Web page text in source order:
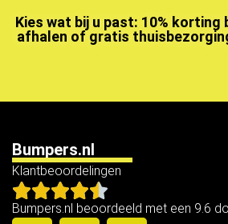
Kies wat bij u past: 10% korting
afhalen of gratis
Bumpers.nl
Klantbeoordelingen
Bumpers.nl beoordeeld met een 9.6